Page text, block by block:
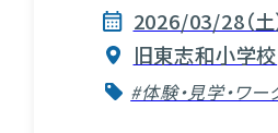
2026/03/28（土
旧東志和小学校
#体験・見学・ワー